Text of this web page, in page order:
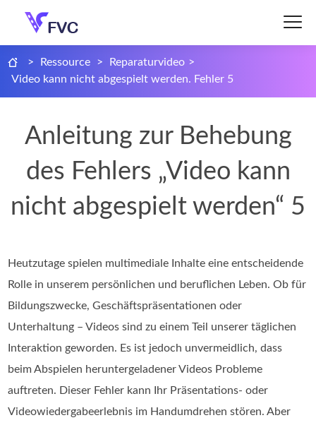
> Ressource > Reparaturvideo >
Video kann nicht abgespielt werden. Fehler 5
Anleitung zur Behebung
des Fehlers „Video kann
nicht abgespielt werden“ 5
Heutzutage spielen multimediale Inhalte eine entscheidende
Rolle in unserem persönlichen und beruflichen Leben. Ob für
Bildungszwecke, Geschäftspräsentationen oder
Unterhaltung – Videos sind zu einem Teil unserer täglichen
Interaktion geworden. Es ist jedoch unvermeidlich, dass
beim Abspielen heruntergeladener Videos Probleme
auftreten. Dieser Fehler kann Ihr Präsentations- oder
Videowiedergabeerlebnis im Handumdrehen stören. Aber